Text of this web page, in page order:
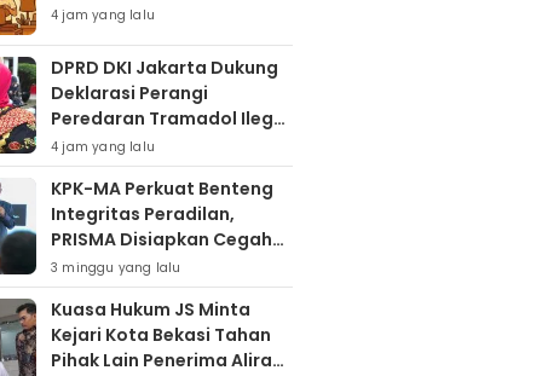
4 jam yang lalu
DPRD DKI Jakarta Dukung
Deklarasi Perangi
Peredaran Tramadol Ilegal
Untuk Lindungi Generasi
Muda
4 jam yang lalu
KPK-MA Perkuat Benteng
Integritas Peradilan,
PRISMA Disiapkan Cegah
Korupsi Sejak Hulu
3 minggu yang lalu
Kuasa Hukum JS Minta
Kejari Kota Bekasi Tahan
Pihak Lain Penerima Aliran